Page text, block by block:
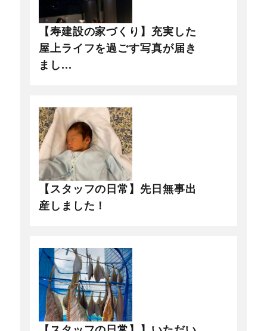
【寿建設の家づくり】充実した
屋上ライフを過ごす写真が届き
まし...
【スタッフの日常】先日無事出
産しました！